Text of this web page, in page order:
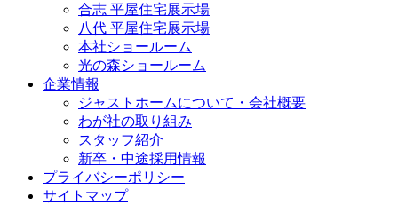
合志 平屋住宅展示場
八代 平屋住宅展示場
本社ショールーム
光の森ショールーム
企業情報
ジャストホームについて・会社概要
わが社の取り組み
スタッフ紹介
新卒・中途採用情報
プライバシーポリシー
サイトマップ